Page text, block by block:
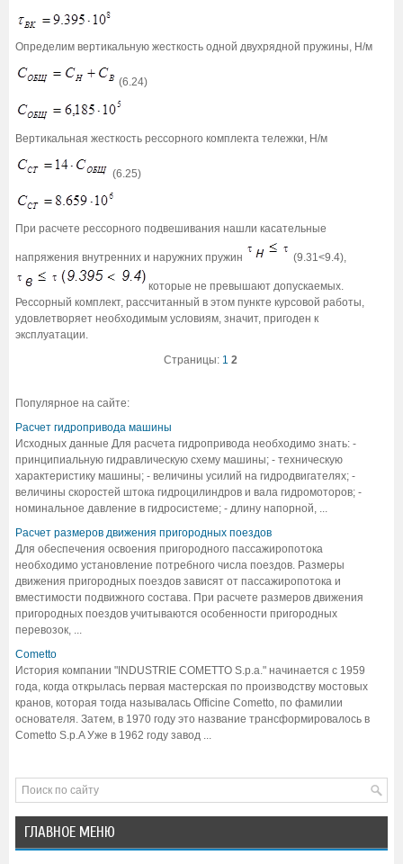
Определим вертикальную жесткость одной двухрядной пружины, Н/м
(6.24)
Вертикальная жесткость рессорного комплекта тележки, Н/м
(6.25)
При расчете рессорного подвешивания нашли касательные
напряжения внутренних и наружних пружин (9.31<9.4),
которые не превышают допускаемых.
Рессорный комплект, рассчитанный в этом пункте курсовой работы,
удовлетворяет необходимым условиям, значит, пригоден к
эксплуатации.
Страницы: 1 2
Популярное на сайте:
Расчет гидропривода машины
Исходных данные Для расчета гидропривода необходимо знать: -
принципиальную гидравлическую схему машины; - техническую
характеристику машины; - величины усилий на гидродвигателях; -
величины скоростей штока гидроцилиндров и вала гидромоторов; -
номинальное давление в гидросистеме; - длину напорной, ...
Расчет размеров движения пригородных поездов
Для обеспечения освоения пригородного пассажиропотока
необходимо установление потребного числа поездов. Размеры
движения пригородных поездов зависят от пассажиропотока и
вместимости подвижного состава. При расчете размеров движения
пригородных поездов учитываются особенности пригородных
перевозок, ...
Cometto
История компании "INDUSTRIE COMETTO S.p.a." начинается с 1959
года, когда открылась первая мастерская по производству мостовых
кранов, которая тогда называлась Officine Cometto, по фамилии
основателя. Затем, в 1970 году это название трансформировалось в
Cometto S.p.A Уже в 1962 году завод ...
ГЛАВНОЕ МЕНЮ